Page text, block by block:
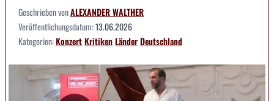
Geschrieben vonALEXANDER WALTHER
Veröffentlichungsdatum:13.06.2026
Kategorien:KonzertKritikenLänderDeutschland